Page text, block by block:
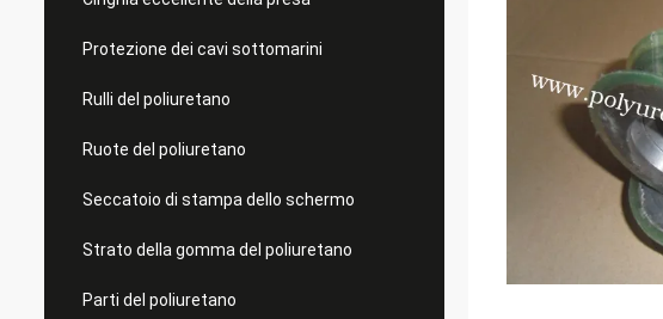
Protezione dei cavi sottomarini
Rulli del poliuretano
Ruote del poliuretano
Seccatoio di stampa dello schermo
Strato della gomma del poliuretano
Parti del poliuretano